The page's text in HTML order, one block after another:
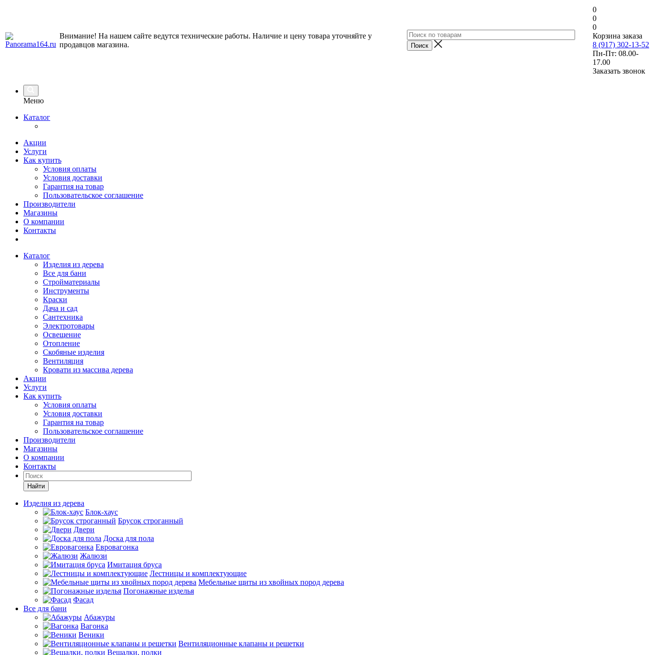
Внимание! На нашем сайте ведутся технические работы. Наличие и цену товара уточняйте у
продавцов магазина.
0
0
0
Корзина заказа
8 (917) 302-13-52
Пн-Пт: 08.00-
17.00
Заказать звонок
Меню
Каталог
Акции
Услуги
Как купить
Условия оплаты
Условия доставки
Гарантия на товар
Пользовательское соглашение
Производители
Магазины
О компании
Контакты
Каталог
Изделия из дерева
Все для бани
Стройматериалы
Инструменты
Краски
Дача и сад
Сантехника
Электротовары
Освещение
Отопление
Скобяные изделия
Вентиляция
Кровати из массива дерева
Акции
Услуги
Как купить
Условия оплаты
Условия доставки
Гарантия на товар
Пользовательское соглашение
Производители
Магазины
О компании
Контакты
Найти
Изделия из дерева
Блок-хаус
Брусок строганный
Двери
Доска для пола
Евровагонка
Жалюзи
Имитация бруса
Лестницы и комплектующие
Мебельные щиты из хвойных пород дерева
Погонажные изделья
Фасад
Все для бани
Абажуры
Вагонка
Веники
Вентиляционные клапаны и решетки
Вешалки, полки